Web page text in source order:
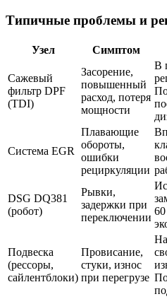
Типичные проблемы и
Узел Симптом
Сажевый
фильтр DPF
(TDI)
Засорение,
повышенный
расход, потеря
мощности
В
Система EGR
Плавающие
обороты,
ошибки
рециркуляции
DSG DQ381
(робот)
Рывки,
задержки при
переключении
Подвеска
(рессоры,
сайлентблоки)
Провисание,
стуки, износ
при перегрузе